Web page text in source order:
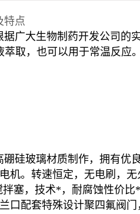
特点
据广大生物制药开发公司的
萃取，也可以用于常温反
硼硅玻璃材质制作，拥有优
机。转速恒定，无电刷，
拌塞，技术*，耐腐蚀性价比
口配套特殊设计聚四氟阀